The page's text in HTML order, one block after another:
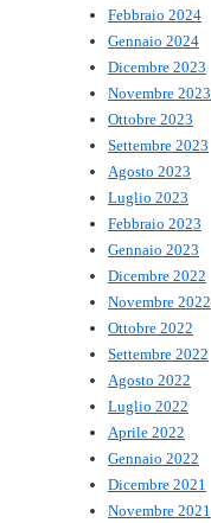
Febbraio 2024
Gennaio 2024
Dicembre 2023
Novembre 2023
Ottobre 2023
Settembre 2023
Agosto 2023
Luglio 2023
Febbraio 2023
Gennaio 2023
Dicembre 2022
Novembre 2022
Ottobre 2022
Settembre 2022
Agosto 2022
Luglio 2022
Aprile 2022
Gennaio 2022
Dicembre 2021
Novembre 2021